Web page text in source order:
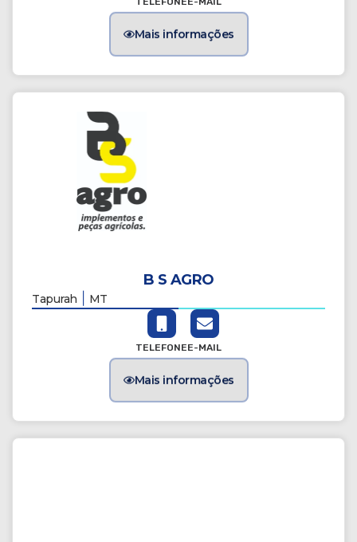
Mais informações
B S AGRO
Tapurah MT
TELEFONEE-MAIL
Mais informações